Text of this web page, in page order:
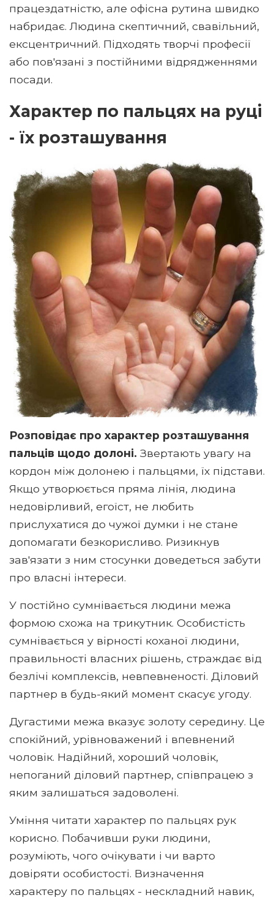
працездатністю, але офісна рутина швидко
набридає. Людина скептичний, свавільний,
ексцентричний. Підходять творчі професії
або пов'язані з постійними відрядженнями
посади.
Характер по пальцях на руці
- їх розташування
Розповідає про характер розташування
пальців щодо долоні. Звертають увагу на
кордон між долонею і пальцями, їх підстави.
Якщо утворюється пряма лінія, людина
недовірливий, егоїст, не любить
прислухатися до чужої думки і не стане
допомагати безкорисливо. Ризикнув
зав'язати з ним стосунки доведеться забути
про власні інтереси.
У постійно сумнівається людини межа
формою схожа на трикутник. Особистість
сумнівається у вірності коханої людини,
правильності власних рішень, страждає від
безлічі комплексів, невпевненості. Діловий
партнер в будь-який момент скасує угоду.
Дугастими межа вказує золоту середину. Це
спокійний, урівноважений і впевнений
чоловік. Надійний, хороший чоловік,
непоганий діловий партнер, співпрацею з
яким залишаться задоволені.
Уміння читати характер по пальцях рук
корисно. Побачивши руки людини,
розуміють, чого очікувати і чи варто
довіряти особистості. Визначення
характеру по пальцях - нескладний навик,